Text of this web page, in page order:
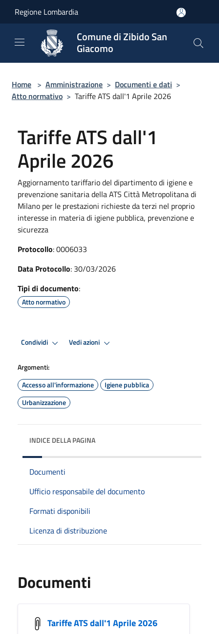
Regione Lombardia
Comune di Zibido San
Giacomo
Home > Amministrazione > Documenti e dati >
Atto normativo > Tariffe ATS dall'1 Aprile 2026
Tariffe ATS dall'1
Aprile 2026
Aggiornamento tariffario del dipartimento di igiene e
prevenzione sanitaria della ATS Città Metropolitana di
Milano per le prestazioni richieste da terzi nel proprio
interesse in materia di igiene pubblica, prevenzione e
sicurezza
Protocollo: 0006033
Data Protocollo: 30/03/2026
Tipi di documento:
Atto normativo
Condividi Vedi azioni
Argomenti:
Accesso all'informazione
Igiene pubblica
Urbanizzazione
INDICE DELLA PAGINA
Documenti
Ufficio responsabile del documento
Formati disponibili
Licenza di distribuzione
Documenti
Tariffe ATS dall'1 Aprile 2026